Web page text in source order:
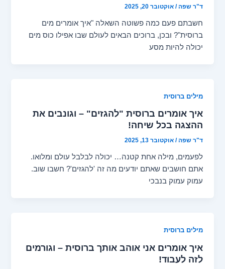
ד"ר שפה/אוקטובר 20, 2025
חשבתם פעם כמה פשוטה השאלה "איך אומרים מים
ברוסית"? ובכן, ברוכים הבאים לעולם שבו אפילו כוס מים
יכולה להיות מסע
מילים ברוסית
איך אומרים ברוסית "להגזים" – וגונבים את
ההצגה בכל שיחה!
ד"ר שפה/אוקטובר 13, 2025
לפעמים, מילה אחת קטנה… יכולה לבלבל עולם ומלואו.
אתם חושבים שאתם יודעים מה זה 'להגזים'? חשבו שוב.
עמוק עמוק בנבכי
מילים ברוסית
איך אומרים אני אוהב אותך ברוסית – וגורמים
לזה לעבוד!